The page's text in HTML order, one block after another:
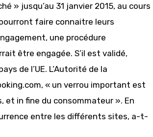
» jusqu’au 31 janvier 2015, au cours
faire connaitre leurs
une procédure
être engagée. S’il est validé,
de l’UE. L’Autorité de la
« un verrou important est
et in fine du consommateur ». En
entre les différents sites, a-t-